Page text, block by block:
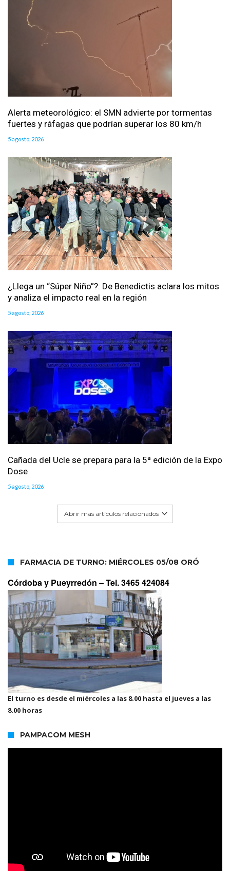
Alerta meteorológico: el SMN advierte por tormentas
fuertes y ráfagas que podrían superar los 80 km/h
5 agosto, 2026
¿Llega un “Súper Niño”?: De Benedictis aclara los mitos
y analiza el impacto real en la región
5 agosto, 2026
Cañada del Ucle se prepara para la 5ª edición de la Expo
Dose
5 agosto, 2026
Abrir mas artículos relacionados
FARMACIA DE TURNO: MIÉRCOLES 05/08 ORÓ
Córdoba y Pueyrredón –Tel. 3465 424084
El turno es desde el miércoles a las 8.00 hasta el jueves a las
8.00 horas
PAMPACOM MESH